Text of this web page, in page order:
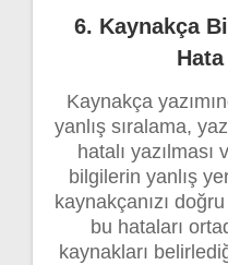
6. Kaynakça
Kaynakça
yanlış sıralama,
hatalı yazılması
bilgilerin yanlış
kaynakçanızı
bu hataları
kaynakları